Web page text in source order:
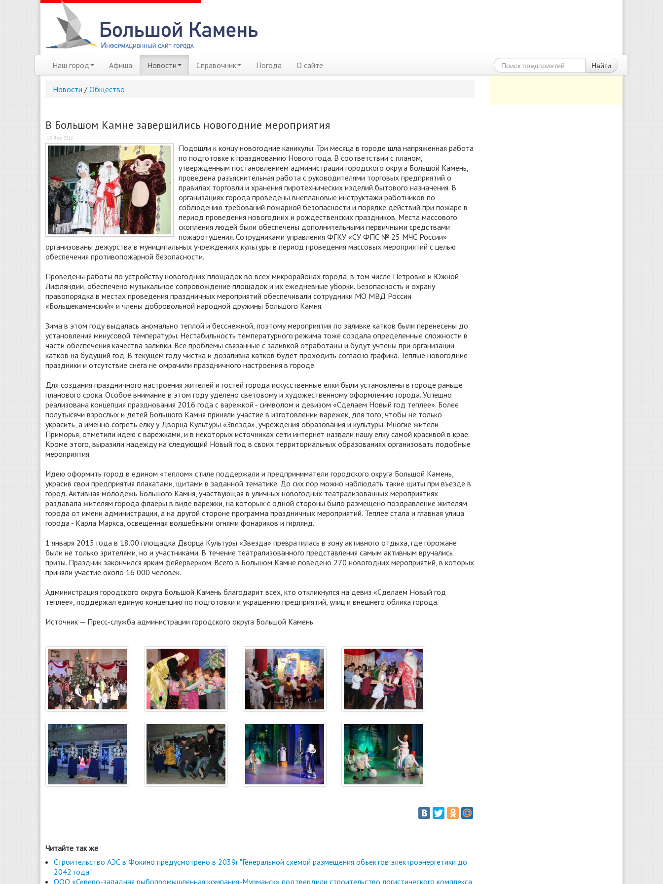
Наш город Афиша Новости Справочник Погода О сайте Найти
Новости / Общество
В Большом Камне завершились новогодние мероприятия
13 Янв 2016
Подошли к концу новогодние каникулы. Три месяца в городе шла напряженная работа
по подготовке к празднованию Нового года. В соответствии с планом,
утвержденным постановлением администрации городского округа Большой Камень,
проведена разъяснительная работа с руководителями торговых предприятий о
правилах торговли и хранения пиротехнических изделий бытового назначения. В
организациях города проведены внеплановые инструктажи работников по
соблюдению требований пожарной безопасности и порядке действий при пожаре в
период проведения новогодних и рождественских праздников. Места массового
скопления людей были обеспечены дополнительными первичными средствами
пожаротушения. Сотрудниками управления ФГКУ «СУ ФПС № 25 МЧС России»
организованы дежурства в муниципальных учреждениях культуры в период проведения массовых мероприятий с целью
обеспечения противопожарной безопасности.
Проведены работы по устройству новогодних площадок во всех микрорайонах города, в том числе Петровке и Южной
Лифляндии, обеспечено музыкальное сопровождение площадок и их ежедневные уборки. Безопасность и охрану
правопорядка в местах проведения праздничных мероприятий обеспечивали сотрудники МО МВД России
«Большекаменский» и члены добровольной народной дружины Большого Камня.
Зима в этом году выдалась аномально теплой и бесснежной, поэтому мероприятия по заливке катков были перенесены до
установления минусовой температуры. Нестабильность температурного режима тоже создала определенные сложности в
части обеспечения качества заливки. Все проблемы связанные с заливкой отработаны и будут учтены при организации
катков на будущий год. В текущем году чистка и дозаливка катков будет проходить согласно графика. Теплые новогодние
праздники и отсутствие снега не омрачили праздничного настроения в городе.
Для создания праздничного настроения жителей и гостей города искусственные елки были установлены в городе раньше
планового срока. Особое внимание в этом году уделено световому и художественному оформлению города. Успешно
реализована концепция празднования 2016 года с варежкой - символом и девизом «Сделаем Новый год теплее». Более
полутысячи взрослых и детей Большого Камня приняли участие в изготовлении варежек, для того, чтобы не только
украсить, а именно согреть елку у Дворца Культуры «Звезда», учреждения образования и культуры. Многие жители
Приморья, отметили идею с варежками, и в некоторых источниках сети интернет назвали нашу елку самой красивой в крае.
Кроме этого, выразили надежду на следующий Новый год в своих территориальных образованиях организовать подобные
мероприятия.
Идею оформить город в едином «теплом» стиле поддержали и предприниматели городского округа Большой Камень,
украсив свои предприятия плакатами, щитами в заданной тематике. До сих пор можно наблюдать такие щиты при въезде в
город. Активная молодежь Большого Камня, участвующая в уличных новогодних театрализованных мероприятиях
раздавала жителям города флаеры в виде варежки, на которых с одной стороны было размещено поздравление жителям
города от имени администрации, а на другой стороне программа праздничных мероприятий. Теплее стала и главная улица
города - Карла Маркса, освещенная волшебными огнями фонариков и гирлянд.
1 января 2015 года в 18.00 площадка Дворца Культуры «Звезда» превратилась в зону активного отдыха, где горожане
были не только зрителями, но и участниками. В течение театрализованного представления самым активным вручались
призы. Праздник закончился ярким фейерверком. Всего в Большом Камне поведено 270 новогодних мероприятий, в которых
приняли участие около 16 000 человек.
Администрация городского округа Большой Камень благодарит всех, кто откликнулся на девиз «Сделаем Новый год
теплее», поддержал единую концепцию по подготовки и украшению предприятий, улиц и внешнего облика города.
Источник — Пресс-служба администрации городского округа Большой Камень.
Читайте так же
Строительство АЭС в Фокино предусмотрено в 2039г "Генеральной схемой размещения объектов электроэнергетики до
2042 года"
ООО «Северо-западная рыбопромышленная компания-Мурманск» подтвердили строительство логистического комплекса